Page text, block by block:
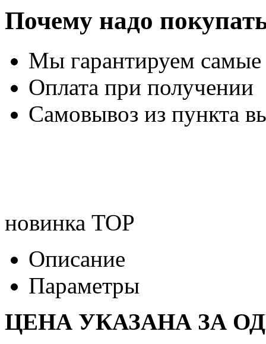
Почему надо
Мы гарантируем
Оплата при получении
Самовывоз из пункта
новинка TOP
Описание
Параметры
ЦЕНА УКАЗАНА ЗА